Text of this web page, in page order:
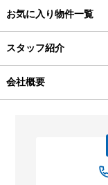
お気に入り物件一覧
スタッフ紹介
会社概要